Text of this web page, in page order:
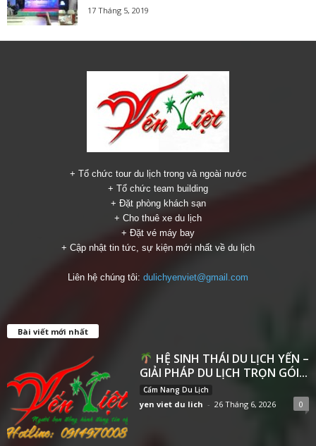
17 Tháng 5, 2019
+ Tổ chức tour du lịch trong và ngoài nước
+ Tổ chức team building
+ Đặt phòng khách sạn
+ Cho thuê xe du lịch
+ Đặt vé máy bay
+ Cập nhật tin tức, sự kiện mới nhất về du lịch
Liên hệ chúng tôi: dulichyenviet@gmail.com
Bài viết mới nhất
HỆ SINH THÁI DU LỊCH YẾN –
GIẢI PHÁP DU LỊCH TRỌN GÓI...
Cẩm Nang Du Lịch
yen viet du lich - 26 Tháng 6, 2026 0